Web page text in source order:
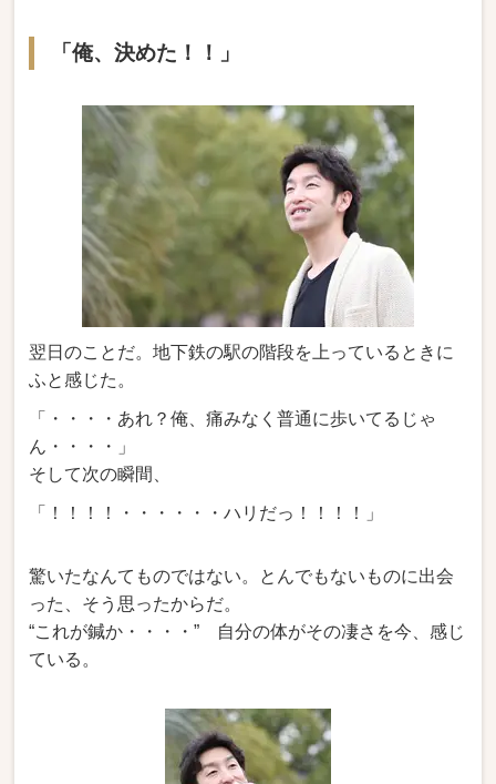
「俺、決めた！！」
翌日のことだ。地下鉄の駅の階段を上っているときに
ふと感じた。
「・・・・あれ？俺、痛みなく普通に歩いてるじゃ
ん・・・・」
そして次の瞬間、
「！！！！・・・・・・ハリだっ！！！！」
驚いたなんてものではない。とんでもないものに出会
った、そう思ったからだ。
“これが鍼か・・・・” 自分の体がその凄さを今、感じ
ている。